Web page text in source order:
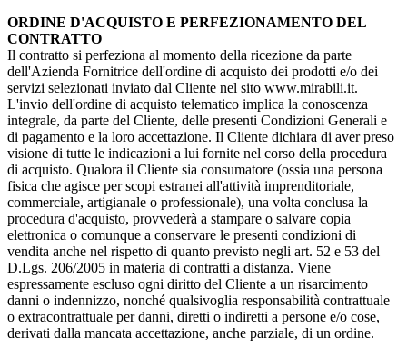
ORDINE D'ACQUISTO E PERFEZIONAMENTO DEL
CONTRATTO
Il contratto si perfeziona al momento della ricezione da parte
dell'Azienda Fornitrice dell'ordine di acquisto dei prodotti e/o dei
servizi selezionati inviato dal Cliente nel sito www.mirabili.it.
L'invio dell'ordine di acquisto telematico implica la conoscenza
integrale, da parte del Cliente, delle presenti Condizioni Generali e
di pagamento e la loro accettazione. Il Cliente dichiara di aver preso
visione di tutte le indicazioni a lui fornite nel corso della procedura
di acquisto. Qualora il Cliente sia consumatore (ossia una persona
fisica che agisce per scopi estranei all'attività imprenditoriale,
commerciale, artigianale o professionale), una volta conclusa la
procedura d'acquisto, provvederà a stampare o salvare copia
elettronica o comunque a conservare le presenti condizioni di
vendita anche nel rispetto di quanto previsto negli art. 52 e 53 del
D.Lgs. 206/2005 in materia di contratti a distanza. Viene
espressamente escluso ogni diritto del Cliente a un risarcimento
danni o indennizzo, nonché qualsivoglia responsabilità contrattuale
o extracontrattuale per danni, diretti o indiretti a persone e/o cose,
derivati dalla mancata accettazione, anche parziale, di un ordine.